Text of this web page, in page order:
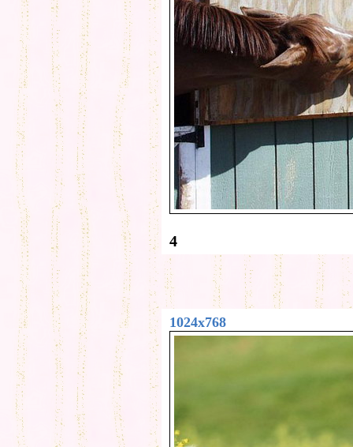
4
1024x768